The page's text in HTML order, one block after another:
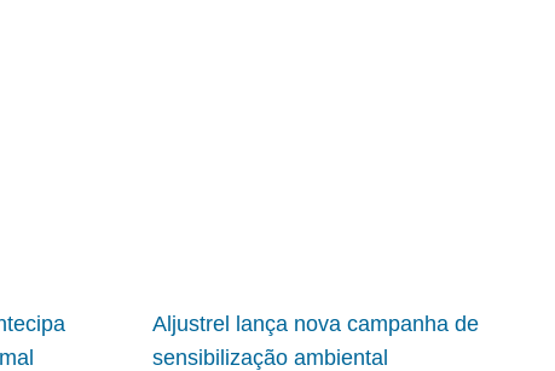
Aljustrel lança nova campanha de
sensibilização ambiental